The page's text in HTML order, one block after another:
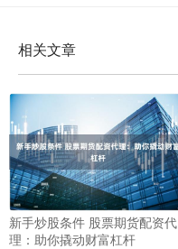
相关文章
新手炒股条件 股票期货配资代
理：助你撬动财富杠杆